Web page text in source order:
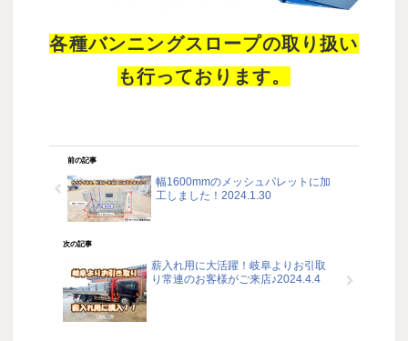
各種バンニングスロープの取り扱い
も行っております。
前の記事
幅1600mmのメッシュパレットに加
工しました！2024.1.30
次の記事
薪入れ用に大活躍！岐阜よりお引取
り常連のお客様がご来店♪2024.4.4